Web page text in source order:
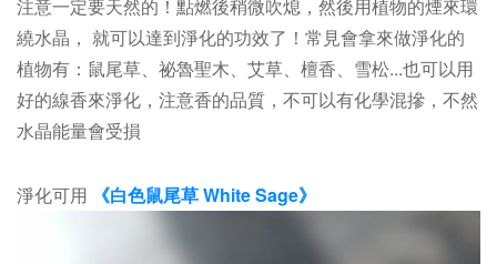
注意一定要天然的！點燃後稍微吹熄，然後用植物的煙來環
繞水晶， 就可以達到淨化的功效了！常見會拿來做淨化的
植物有：鼠尾草、祕魯聖木、艾草、檀香、雪松...也可以用
好的線香來淨化，注意香的品質，不可以有化學混摻，不然
水晶能量會受損
淨化可用 《白色鼠尾草 White Sage》